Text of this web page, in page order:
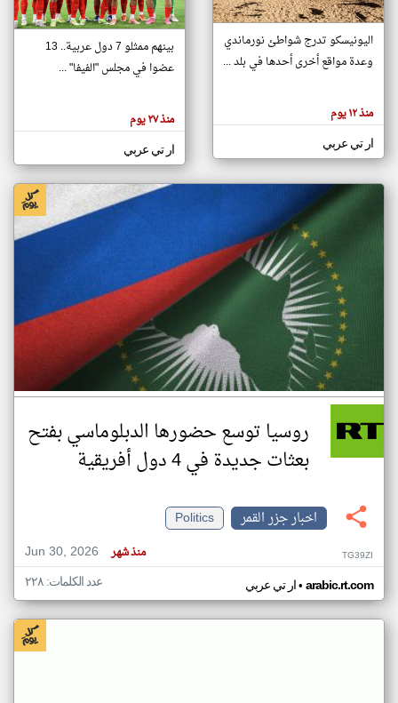
تغيير الدولة
اخبار جزر القمر على مدار الساعة
أهم اخبار جزر القمر العاجلة والمباشرة
هنا عن
وجهة
كاتبيها.
اليونيسكو تدرج شواطئ نورماندي
وعدة مواقع أخرى أحدها في بلد ...
منذ ١٢ يوم
ار تي عربي
بينهم ممثلو 7 دول عربية.. 13
عضوا في مجلس "الفيفا" ...
منذ ٢٧ يوم
ار تي عربي
روسيا توسع حضورها الدبلوماسي بفتح
بعثات جديدة في 4 دول أفريقية
اخبار جزر القمر
Politics
Jun 30, 2026
منذ شهر TG39ZI
ار تي عربي• arabic.rt.com عدد الكلمات: ٢٢٨
klyoum.com